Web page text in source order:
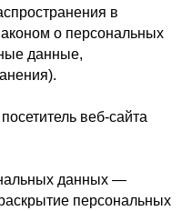
в
о персональных
данные,
веб-сайта
данных —
персональных